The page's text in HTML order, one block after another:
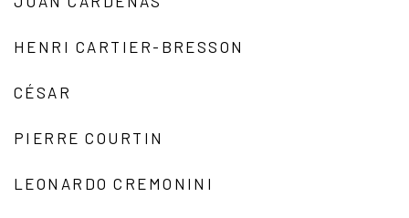
HENRI CARTIER-BRESSON
CÉSAR
PIERRE COURTIN
LEONARDO CREMONINI